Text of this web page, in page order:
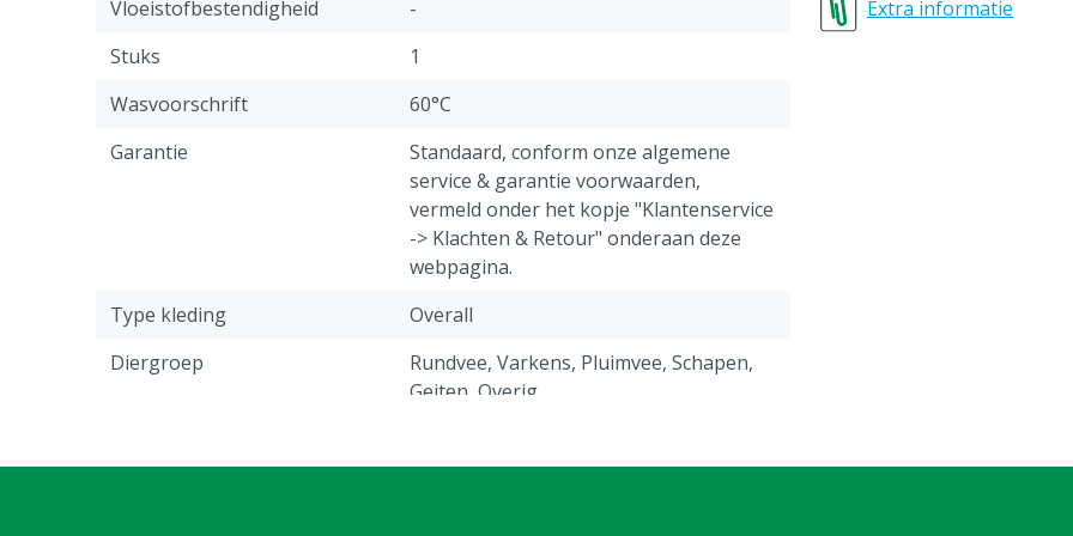
40-42 = XS (extra small)
Vloeistofbestendigheid
-
Stuks
1
Wasvoorschrift
60°C
Garantie
Standaard, conform onze algemene
service & garantie voorwaarden,
vermeld onder het kopje "Klantenservice
-> Klachten & Retour" onderaan deze
webpagina.
Type kleding
Overall
Diergroep
Rundvee, Varkens, Pluimvee, Schapen,
Geiten, Overig
Extra informatie